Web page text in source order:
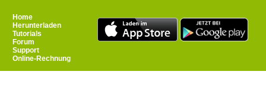
Home
Herunterladen
Tutorials
Forum
Support
Online-Rechnung